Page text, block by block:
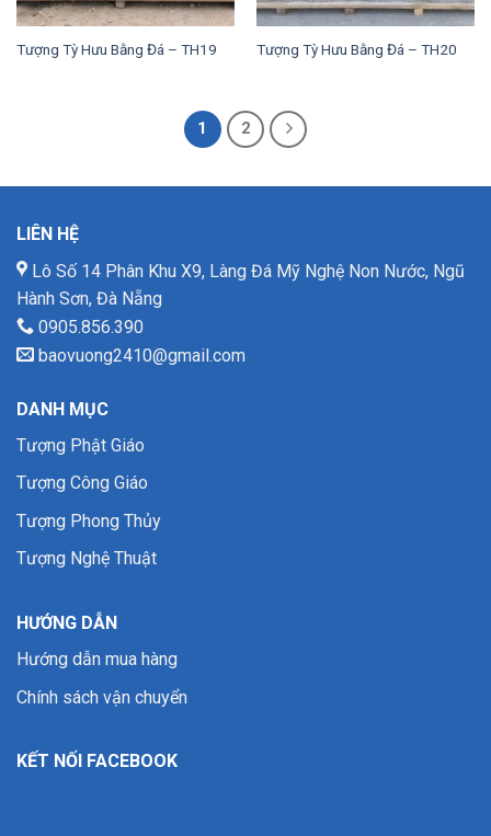
Tượng Tỳ Hưu Bằng Đá – TH19 Tượng Tỳ Hưu Bằng Đá – TH20
1 2
LIÊN HỆ
Lô Số 14 Phân Khu X9, Làng Đá Mỹ Nghệ Non Nước, Ngũ
Hành Sơn, Đà Nẵng
0905.856.390
baovuong2410@gmail.com
DANH MỤC
Tượng Phật Giáo
Tượng Công Giáo
Tượng Phong Thủy
Tượng Nghệ Thuật
HƯỚNG DẪN
Hướng dẫn mua hàng
Chính sách vận chuyển
KẾT NỐI FACEBOOK